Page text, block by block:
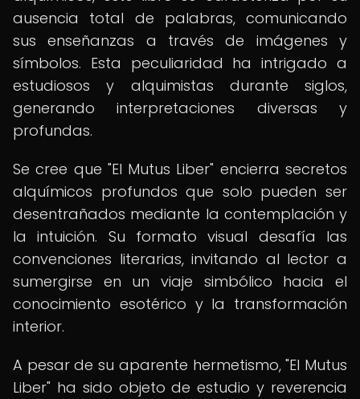
ausencia total de palabras, comunicando
sus enseñanzas a través de imágenes y
símbolos. Esta peculiaridad ha intrigado a
estudiosos y alquimistas durante siglos,
generando interpretaciones diversas y
profundas.
Se cree que "El Mutus Liber" encierra secretos
alquímicos profundos que solo pueden ser
desentrañados mediante la contemplación y
la intuición. Su formato visual desafía las
convenciones literarias, invitando al lector a
sumergirse en un viaje simbólico hacia el
conocimiento esotérico y la transformación
interior.
A pesar de su aparente hermetismo, "El Mutus
Liber" ha sido objeto de estudio y reverencia